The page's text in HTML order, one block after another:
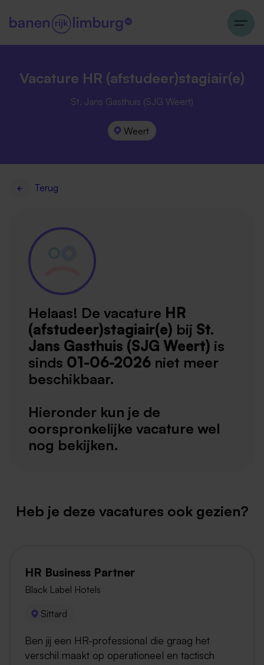
Vacature HR (afstudeer)stagiair(e)
St. Jans Gasthuis (SJG Weert)
Weert
Terug
Helaas! De vacature HR
(afstudeer)stagiair(e) bij St.
Jans Gasthuis (SJG Weert) is
sinds 01-06-2026 niet meer
beschikbaar.
Hieronder kun je de
oorspronkelijke vacature wel
nog bekijken.
Heb je deze vacatures ook gezien?
HR Business Partner
Black Label Hotels
Sittard
Ben jij een HR-professional die graag het
verschil maakt op operationeel en tactisch